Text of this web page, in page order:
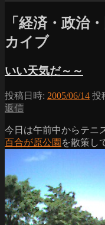
「 経済・政治
カイブ
いい天気だ～～
投稿日時: 2005/06/14 投
返信
今日は午前中からテニ
百合が原公園 を散策し